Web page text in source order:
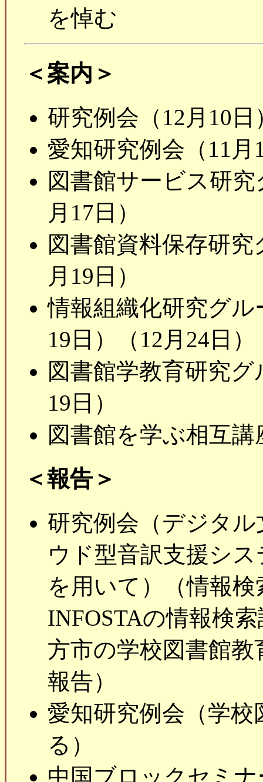
を悼む
＜案内＞
研究例会（12月10日
愛知研究例会（11月
図書館サービス研
月17日）
図書館資料保存研
月19日）
情報組織化研究グ
19日）（12月24日）
図書館学教育研究
19日）
図書館を学ぶ相互講
＜報告＞
研究例会（デジタ
ウド型音訳支援シス
を用いて）（情報
INFOSTAの情報検
方市の学校図書館
報告）
愛知研究例会（学
る）
中国ブロックセミ